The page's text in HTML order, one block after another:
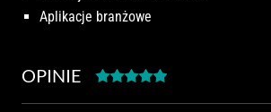
Aplikacje branżowe
OPINIE